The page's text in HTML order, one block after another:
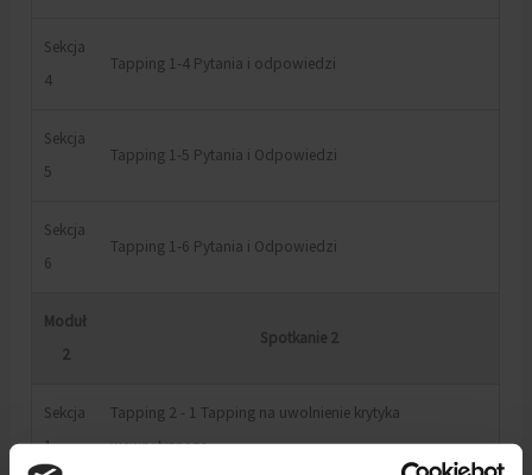
Sekcja
4
Tapping 1-4 Pytania i odpowiedzi
Sekcja
5
Tapping 1-5 Pytania i Odpowiedzi
Sekcja
6
Tapping 1-6 Pytania i Odpowiedzi
Moduł
2
Spotkanie 2
Sekcja
1
Tapping 2 - 1 Tapping na uwolnienie krytyka
wewnętrznego